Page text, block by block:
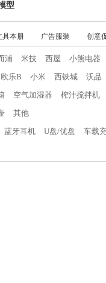
型
具本册 广告服装 创意
浦 米技 西屋 小熊电器
乐B 小米 西铁城 沃品
空气加湿器 榨汁搅拌机
其他
蓝牙耳机 U盘/优盘 车载